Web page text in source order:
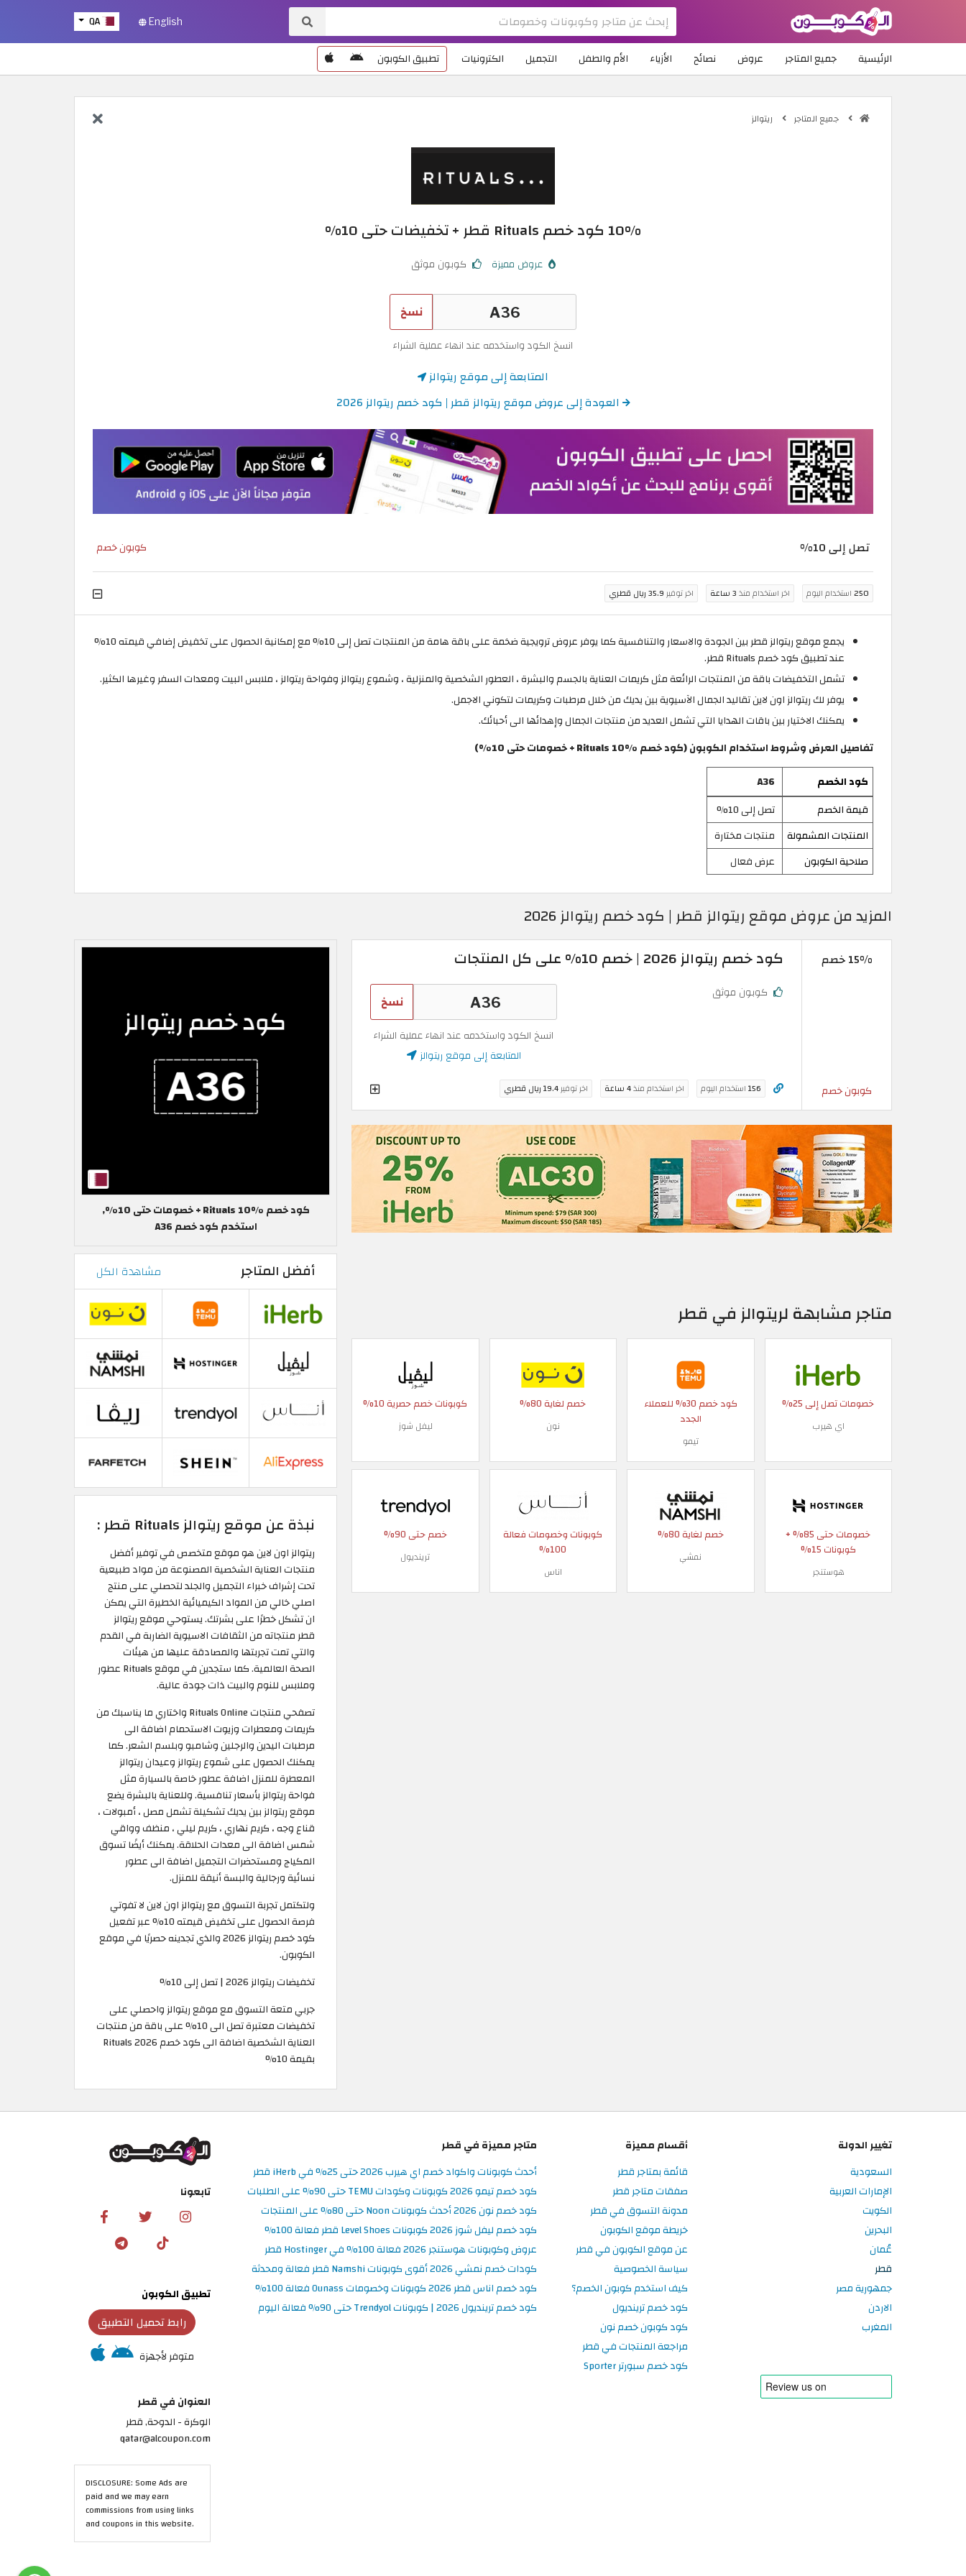
QA English
الرئيسية جميع المتاجر عروض نصائح الأزياء الأم والطفل التجميل الكترونيات تطبيق الكوبون
جميع المتاجر ريتوالز
10% كود خصم Rituals قطر + تخفيضات حتى 10%
عروض مميزة كوبون موثق
نسخ
انسخ الكود واستخدمه عند انهاء عملية الشراء
المتابعة إلى موقع ريتوالز
العودة إلى عروض موقع ريتوالز قطر | كود خصم ريتوالز 2026
تصل إلى 10% كوبون خصم
250استخدام اليوم اخر استخدام منذ3 ساعة اخر توفير35.9 ريال قطري
يجمع موقع ريتوالز قطر بين الجودة والاسعار والتنافسية كما يوفر عروض ترويجية ضخمة على باقة هامة من المنتجات تصل إلى 10% مع إمكانية الحصول على تخفيض إضافي قيمته 10%
عند تطبيق كود خصم Rituals قطر.
تشمل التخفيضات باقة من المنتجات الرائعة مثل كريمات العناية بالجسم والبشرة ، العطور الشخصية والمنزلية ، وشموع ريتوالز وفواحة ريتوالز ، ملابس البيت ومعدات السفر وغيرها الكثير.
يوفر لك ريتوالز اون لاين تقاليد الجمال الآسيوية بين يديك من خلال مرطبات وكريمات لتكوني الاجمل.
يمكنك الاختيار بين باقات الهدايا التي تشمل العديد من منتجات الجمال وإهدائها الى أحبائك.
تفاصيل العرض وشروط استخدام الكوبون (كود خصم Rituals 10% + خصومات حتى 10%)
كود الخصم
A36
قيمة الخصم
تصل إلى 10%
المنتجات المشمولة
منتجات مختارة
صلاحية الكوبون
عرض فعال
المزيد من عروض موقع ريتوالز قطر | كود خصم ريتوالز 2026
15% خصم
كوبون خصم
كود خصم ريتوالز 2026 | خصم 10% على كل المنتجات
كوبون موثق نسخ
انسخ الكود واستخدمه عند انهاء عملية الشراء
المتابعة إلى موقع ريتوالز
156استخدام اليوم اخر استخدام منذ4 ساعة اخر توفير19.4 ريال قطري
متاجر مشابهة لريتوالز في قطر
خصومات تصل إلى 25%
اي هيرب
كود خصم 30% للعملاء
الجدد
تيمو
خصم لغاية 80%
نون
كوبونات خصم حصرية 10%
ليفل شوز
خصومات حتى 85% +
كوبونات 15%
هوستنجر
خصم لغاية 80%
نمشي
كوبونات وخصومات فعالة
100%
اناس
خصم حتى 90%
ترينديول
كود خصم Rituals 10% + خصومات حتى 10%,
استخدم كود خصم A36
أفضل المتاجر مشاهدة الكل
نبذة عن موقع ريتوالز Rituals قطر :
ريتوالز اون لاين هو موقع متخصص في توفير أفضل
منتجات العناية الشخصية المصنوعة من مواد طبيعية
تحت إشراف خبراء التجميل والجلد لتحصلي على منتج
اصلي خالي من المواد الكيميائية الخطيرة التي يمكن
ان تشكل خطرًا على بشرتك. يستوحي موقع ريتوالز
قطر منتجاته من الثقافات الاسيوية الضاربة في القدم
والتي تمت تجربتها والمصادقة عليها من هيئات
الصحة العالمية. كما ستجدين في موقع Rituals عطور
وملابس للنوم والبيت ذات جودة عالية.
تصفحي منتجات Rituals Online واختاري ما يناسبك من
كريمات ومعطرات وزيوت الاستحمام اضافة الى
مرطبات اليدين والرجلين وشامبو وبلسم الشعر. كما
يمكنك الحصول على شموع ريتوالز وعيدان ريتوالز
المعطرة للمنزل اضافة عطور خاصة بالسيارة مثل
فواحة ريتوالز بأسعار تنافسية. وللعناية بالبشرة يضع
موقع ريتوالز بين يديك تشكيلة تشمل مصل ، أمبولات ،
قناع وجه ، كريم نهاري ، كريم ليلي ، منظف وواقي
شمس اضافة الى معدات الحلاقة. يمكنك أيضًا تسوق
المكياج ومستحضرات التجميل اضافة الى عطور
نسائية ورجالية والبسة أنيقة للمنزل.
ولتكتمل تجربة التسوق مع ريتوالز اون لاين لا تفوتي
فرصة الحصول على تخفيض قيمته 10% عبر تفعيل
كود خصم ريتوالز 2026 والذي تجدينه حصريًا في موقع
الكوبون.
تخفيضات ريتوالز 2026 | تصل إلى 10%
جربي متعة التسوق مع موقع ريتوالز واحصلي على
تخفيضات معتبرة تصل الى 10% على باقة من منتجات
العناية الشخصية اضافة الى كود خصم Rituals 2026
بقيمة 10%
تغيير الدولة
السعودية
الإمارات العربية
الكويت
البحرين
عُمان
قطر
جمهورية مصر
الاردن
المغرب
أقسام مميزة
قائمة بمتاجر قطر
صفقات متاجر قطر
مدونة التسوق في قطر
خريطة موقع الكوبون
عن موقع الكوبون في قطر
سياسة الخصوصية
كيف استخدم كوبون الخصم؟
كود خصم ترينديول
كود كوبون خصم نون
مراجعة المنتجات في قطر
كود خصم سبورتر Sporter
متاجر مميزة في قطر
أحدث كوبونات واكواد خصم اي هيرب 2026 حتى 25% في iHerb قطر
كود خصم تيمو 2026 كوبونات وكودات TEMU حتى 90% على الطلبات
كود خصم نون 2026 أحدث كوبونات Noon حتى 80% على المنتجات
كود خصم ليفل شوز 2026 كوبونات Level Shoes قطر فعالة 100%
عروض وكوبونات هوستنجر 2026 فعالة 100% في Hostinger قطر
كودات خصم نمشي 2026 أقوى كوبونات Namshi قطر فعالة ومحدثة
كود خصم اناس قطر 2026 كوبونات وخصومات Ounass فعالة 100%
كود خصم ترينديول 2026 | كوبونات Trendyol حتى 90% فعالة اليوم
تابعونا
تطبيق الكوبون
رابط تحميل التطبيق
متوفر لأجهزة
العنوان في قطر
الوكرة - الدوحة, قطر
qatar@alcoupon.com
DISCLOSURE: Some Ads are
paid and we may earn
commissions from using links
and coupons in this website.